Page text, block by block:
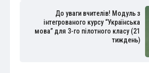
До уваги вчителів! Модуль з
інтегрованого курсу “Українська
мова” для 3-го пілотного класу (21
тиждень)